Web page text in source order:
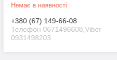
Немає в наявності
+380 (67) 149-66-08
Телефон 0671496608,Viber
0931498203